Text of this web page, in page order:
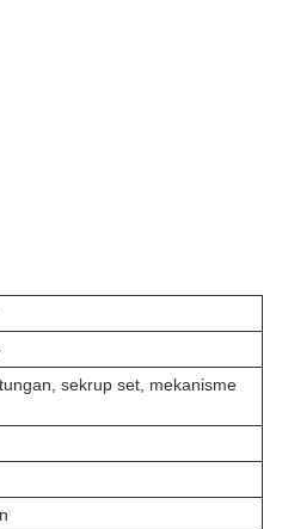
sekrup set, mekanisme